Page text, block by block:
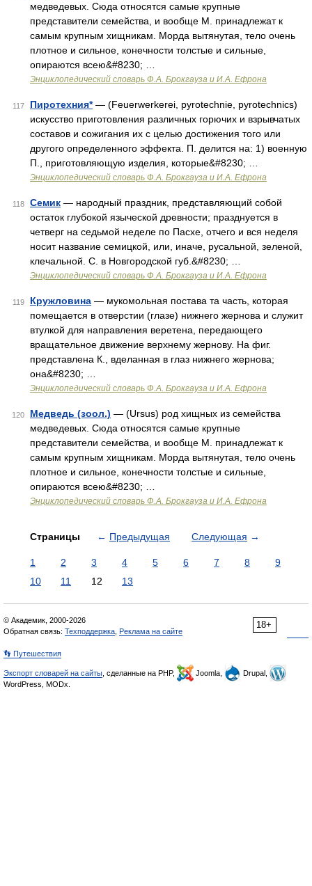
медведевых. Сюда относятся самые крупные
представители семейства, и вообще М. принадлежат к
самым крупным хищникам. Морда вытянутая, тело очень
плотное и сильное, конечности толстые и сильные,
опираются всею&#8230; …
Энциклопедический словарь Ф.А. Брокгауза и И.А. Ефрона
117 Пиротехния*— (Feuerwerkerei, pyrotechnie, pyrotechnics)
искусство приготовления различных горючих и взрывчатых
составов и сожигания их с целью достижения того или
другого определенного эффекта. П. делится на: 1) военную
П., приготовляющую изделия, которые&#8230; …
Энциклопедический словарь Ф.А. Брокгауза и И.А. Ефрона
118 Семик — народный праздник, представляющий собой
остаток глубокой языческой древности; празднуется в
четверг на седьмой неделе по Пасхе, отчего и вся неделя
носит название семицкой, или, иначе, русальной, зеленой,
клечальной. С. в Новгородской губ.&#8230; …
Энциклопедический словарь Ф.А. Брокгауза и И.А. Ефрона
119 Кружловина — мукомольная постава та часть, которая
помещается в отверстии (глазе) нижнего жернова и служит
втулкой для направления веретена, передающего
вращательное движение верхнему жернову. На фиг.
представлена К., вделанная в глаз нижнего жернова;
она&#8230; …
Энциклопедический словарь Ф.А. Брокгауза и И.А. Ефрона
120 Медведь (зоол.) — (Ursus) род хищных из семейства
медведевых. Сюда относятся самые крупные
представители семейства, и вообще М. принадлежат к
самым крупным хищникам. Морда вытянутая, тело очень
плотное и сильное, конечности толстые и сильные,
опираются всею&#8230; …
Энциклопедический словарь Ф.А. Брокгауза и И.А. Ефрона
Страницы ← Предыдущая Следующая →
1 2 3 4 5 6 7 8
9
10
11 12 13
18+
© Академик, 2000-2026
Обратная связь: Техподдержка Реклама на сайте
👣 Путешествия
Экспорт словарей на сайты , сделанные на PHP, Joomla,
Drupal,
WordPress, MODx.